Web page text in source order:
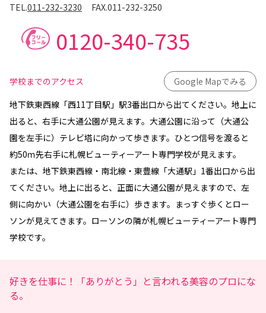
TEL.011-232-3230 FAX.011-232-3250
0120-340-735
学校までのアクセス
Google Mapでみる
地下鉄東西線「西11丁目駅」駅3番出口から出てください。地上に
出ると、右手に大通公園が見えます。大通公園に沿って（大通公
園を左手に）テレビ塔に向かって歩きます。ひとつ信号を渡ると
約50ｍ先右手に札幌ビューティーアート専門学校が見えます。
または、地下鉄東西線・南北線・東豊線「大通駅」1番出口から出
てください。地上に出ると、正面に大通公園が見えますので、左
側に向かい（大通公園を右手に）歩きます。まっすぐ歩くとロー
ソンが見えてきます。ローソンの隣が札幌ビューティーアート専門
学校です。
好きを仕事に！「ありがとう」と言われる美容のプロにな
る。